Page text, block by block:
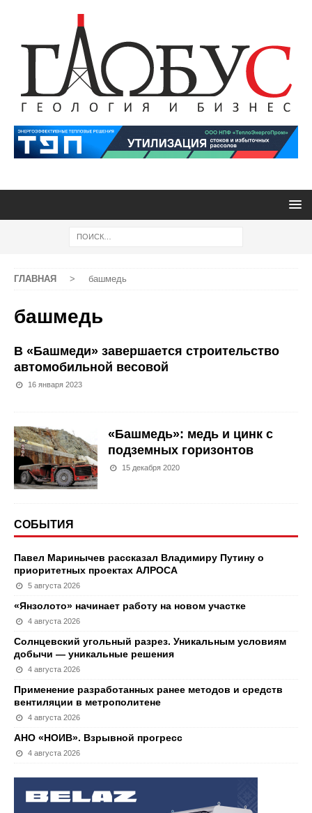
ГЛАВНАЯ > башмедь
башмедь
В «Башмеди» завершается строительство
автомобильной весовой
16 января 2023
«Башмедь»: медь и цинк с
подземных горизонтов
15 декабря 2020
СОБЫТИЯ
Павел Маринычев рассказал Владимиру Путину о
приоритетных проектах АЛРОСА
5 августа 2026
«Янзолото» начинает работу на новом участке
4 августа 2026
Солнцевский угольный разрез. Уникальным условиям
добычи — уникальные решения
4 августа 2026
Применение разработанных ранее методов и средств
вентиляции в метрополитене
4 августа 2026
АНО «НОИВ». Взрывной прогресс
4 августа 2026